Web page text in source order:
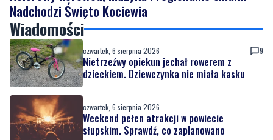
czwartek, 6 sierpnia 2026
Nietrzeźwy opiekun jechał rowerem z
dzieckiem. Dziewczynka nie miała kasku
czwartek, 6 sierpnia 2026
Weekend pełen atrakcji w powiecie
czwartek, 6 sierpnia 2026
Kolorowy korowód, muzyka i regionalne